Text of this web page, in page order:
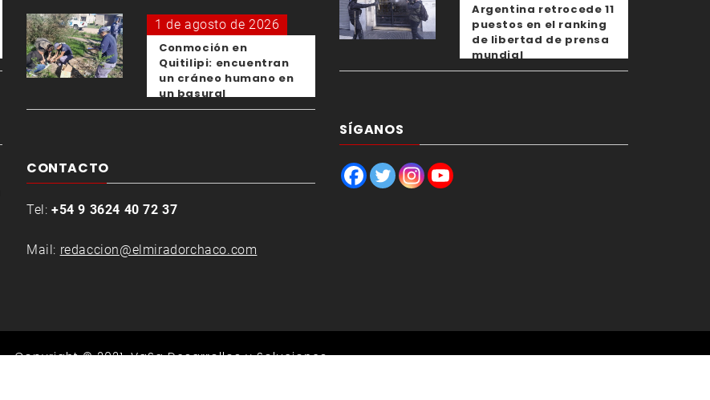
1 de agosto de 2026
Conmoción en
Quitilipi: encuentran
un cráneo humano en
un basural
CONTACTO
Tel: +54 9 3624 40 72 37
Mail: redaccion@elmiradorchaco.com
Argentina retrocede 11
puestos en el ranking
de libertad de prensa
mundial
SÍGANOS
Copyright © 2021.VaSa Desarrollos y Soluciones